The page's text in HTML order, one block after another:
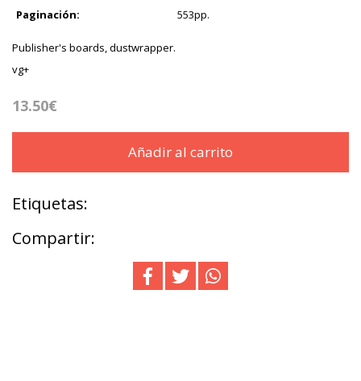
Paginación:
553pp.
Publisher's boards, dustwrapper.
vg+
13.50€
Añadir al carrito
Etiquetas:
Compartir: